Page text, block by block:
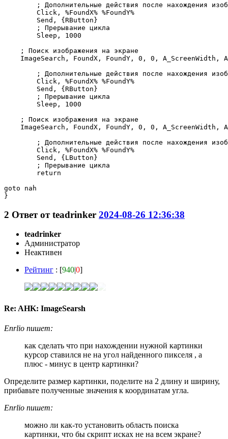
; Дополнительные действия после нахождения
        Click, %FoundX% %FoundY%
        Send, {RButton}
        ; Прерывание цикла
        Sleep, 1000
    ; Поиск изображения на экране
ImageSearch, FoundX, FoundY, 0, 0, A_ScreenWidth,
; Дополнительные действия после нахождения
        Click, %FoundX% %FoundY%
        Send, {RButton}
        ; Прерывание цикла
        Sleep, 1000
    ; Поиск изображения на экране
ImageSearch, FoundX, FoundY, 0, 0, A_ScreenWidth,
; Дополнительные действия после нахождения
        Click, %FoundX% %FoundY%
        Send, {LButton}
        ; Прерывание цикла
        return
goto nah
2 Ответ отteadrinker 2024-08-26 12:36:38
teadrinker
Администратор
Неактивен
Рейтинг : [940|0]
Re: AHK: ImageSearsh
Enrlio пишет:
как сделать что при нахождении нужной картинки
курсор ставился не на угол найденного пикселя , а
плюс - минус в центр картинки?
Определите размер картинки, поделите на 2 длину и ширину,
прибавьте полученные значения к координатам угла.
Enrlio пишет:
можно ли как-то установить область поиска
картинки, что бы скрипт исках не на всем экране?